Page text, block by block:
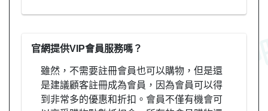
官網提供VIP會員服務嗎？
雖然，不需要註冊會員也可以購物，但是還
是建議顧客註冊成為會員，因為會員可以得
到非常多的優惠和折扣。會員不僅有機會可